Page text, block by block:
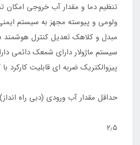
تنظیم دما و مقدار آب خروجی امکان
ولومی و پیوسته مجهز به سیستم
مبدل و کلاهک تعدیل کنترل هوشمند
سیستم ماژولار دارای شمعک دائمی
پیزوالکتریک ضربه ای قابلیت کارکرد
حداقل مقدار آب ورودی (دبی راه انداز)
۲٫۵